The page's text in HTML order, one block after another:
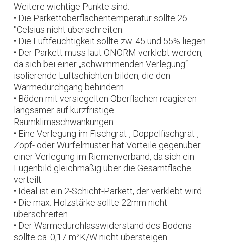
Weitere wichtige Punkte sind:
• Die Parkettoberflächentemperatur sollte 26
°Celsius nicht überschreiten.
• Die Luftfeuchtigkeit sollte zw. 45 und 55% liegen.
• Der Parkett muss laut ÖNORM verklebt werden,
da sich bei einer „schwimmenden Verlegung“
isolierende Luftschichten bilden, die den
Wärmedurchgang behindern.
• Böden mit versiegelten Oberflächen reagieren
langsamer auf kurzfristige
Raumklimaschwankungen.
• Eine Verlegung im Fischgrät-, Doppelfischgrät-,
Zopf- oder Würfelmuster hat Vorteile gegenüber
einer Verlegung im Riemenverband, da sich ein
Fugenbild gleichmäßig über die Gesamtfläche
verteilt.
• Ideal ist ein 2-Schicht-Parkett, der verklebt wird.
• Die max. Holzstärke sollte 22mm nicht
überschreiten.
• Der Wärmedurchlasswiderstand des Bodens
sollte ca. 0,17 m²K/W nicht übersteigen.